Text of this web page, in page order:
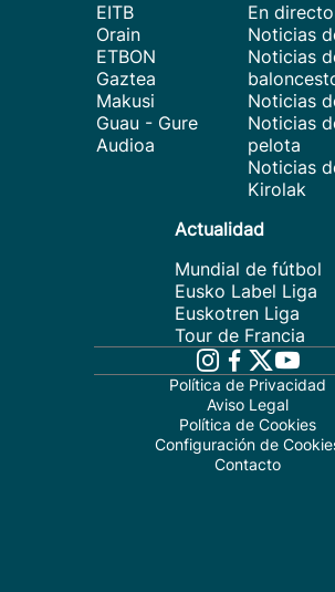
EITB
Orain
ETBON
Gaztea
Makusi
Guau - Gure
Audioa
En directo
Noticias
Noticias
Noticias
Noticias
pelota
Noticias
Kirolak
Actualidad
Mundial de fútbol
Eusko Label Liga
Euskotren Liga
Tour de Francia
Política de Privacidad
Aviso Legal
Política de Cookies
Configuración de
Contacto